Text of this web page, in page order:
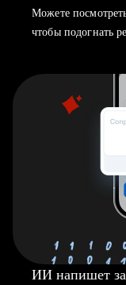
Можете
чтобы подогнать
ИИ напишет за